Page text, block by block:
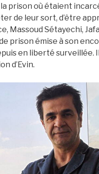
prison où étaient
de leur sort, d’être
Massoud Sétayechi,
prison émise à son
en liberté surveillée.
d’Evin.